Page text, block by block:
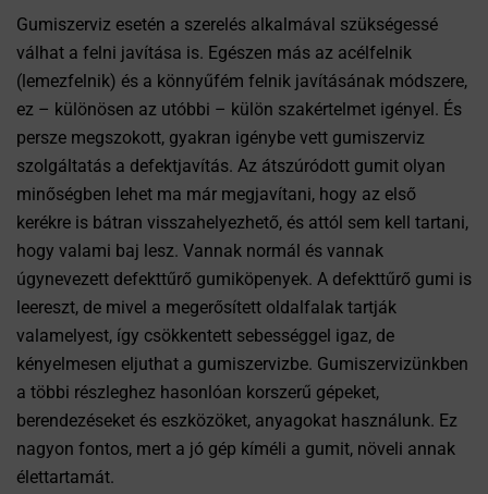
Gumiszerviz esetén a szerelés alkalmával szükségessé
válhat a felni javítása is. Egészen más az acélfelnik
(lemezfelnik) és a könnyűfém felnik javításának módszere,
ez – különösen az utóbbi – külön szakértelmet igényel. És
persze megszokott, gyakran igénybe vett gumiszerviz
szolgáltatás a defektjavítás. Az átszúródott gumit olyan
minőségben lehet ma már megjavítani, hogy az első
kerékre is bátran visszahelyezhető, és attól sem kell tartani,
hogy valami baj lesz. Vannak normál és vannak
úgynevezett defekttűrő gumiköpenyek. A defekttűrő gumi is
leereszt, de mivel a megerősített oldalfalak tartják
valamelyest, így csökkentett sebességgel igaz, de
kényelmesen eljuthat a gumiszervizbe. Gumiszervizünkben
a többi részleghez hasonlóan korszerű gépeket,
berendezéseket és eszközöket, anyagokat használunk. Ez
nagyon fontos, mert a jó gép kíméli a gumit, növeli annak
élettartamát.